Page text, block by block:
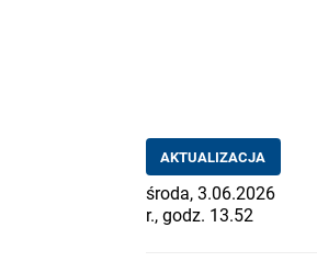
AKTUALIZACJA
środa, 3.06.2026
r., godz. 13.52